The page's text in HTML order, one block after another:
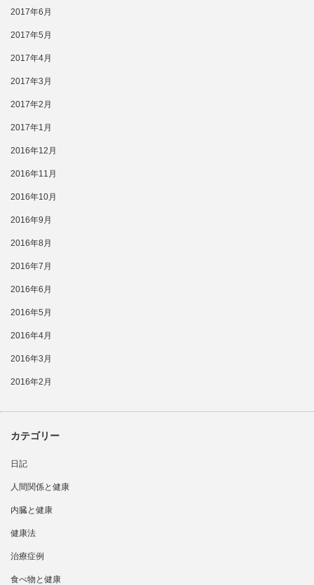
2017年6月
2017年5月
2017年4月
2017年3月
2017年2月
2017年1月
2016年12月
2016年11月
2016年10月
2016年9月
2016年8月
2016年7月
2016年6月
2016年5月
2016年4月
2016年3月
2016年2月
カテゴリー
日記
人間関係と健康
内臓と健康
健康法
治療症例
食べ物と健康